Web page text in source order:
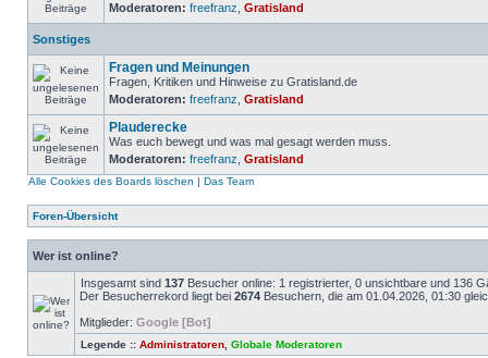
Moderatoren: freefranz Gratisland
Sonstiges
Fragen und Meinungen
Fragen, Kritiken und Hinweise zu Gratisland.de
Moderatoren: freefranz Gratisland
Plauderecke
Was euch bewegt und was mal gesagt werden muss.
Moderatoren: freefranz Gratisland
Alle Cookies des Boards löschen | Das Team
Foren-Übersicht
Wer ist online?
Insgesamt sind 137 Besucher online: 1 registrierter, 0 unsichtbare und 136
Der Besucherrekord liegt bei 2674 Besuchern, die am 01.04.2026, 01:30
Mitglieder: Google [Bot]
Legende :: Administratoren Globale Moderatoren